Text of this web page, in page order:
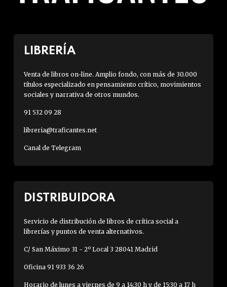
LIBRERÍA
Venta de libros on-line. Amplio fondo, con más de 30.000
títulos especializado en pensamiento crítico, movimientos
sociales y narrativa de otros mundos.
91 532 09 28
libreria@traficantes.net
Canal de Telegram
DISTRIBUIDORA
Servicio de distribución de libros de crítica social a
librerías y puntos de venta alternativos.
C/ San Máximo 31 - 2º Local 3 28041 Madrid
Oficina 91 933 36 26
Horario de lunes a viernes de 9 a 14:30 h y de 15:30 a 17 h